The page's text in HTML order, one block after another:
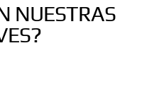
NUESTRAS